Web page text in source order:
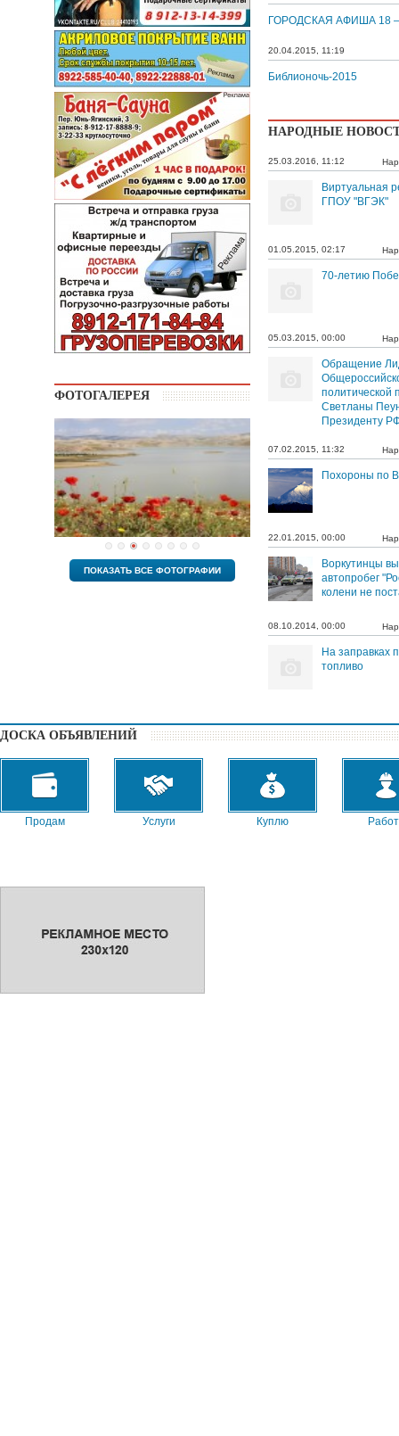
ФОТОГАЛЕРЕЯ
ПОКАЗАТЬ ВСЕ ФОТОГРАФИИ
ГОРОДСКАЯ АФИША 18
20.04.2015, 11:19
Библионочь-2015
НАРОДНЫЕ
25.03.2016, 11:12
Виртуальная
ГПОУ "ВГЭК"
01.05.2015, 02:17
70-летию
05.03.2015, 00:00
Обращение
Светланы
Президенту
07.02.2015, 11:32
Похороны по
22.01.2015, 00:00
Воркутинцы
автопробег
колени не
08.10.2014, 00:00
На заправках
топливо
ДОСКА ОБЪЯВЛЕНИЙ
Продам Услуги Куплю